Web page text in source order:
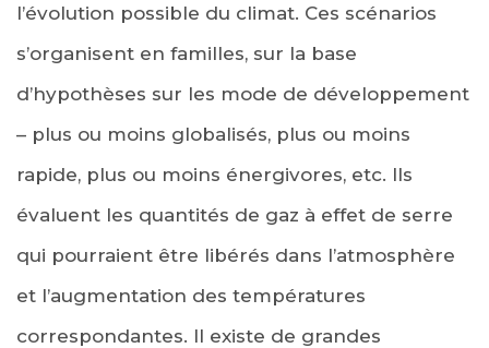
l’évolution possible du climat. Ces scénarios
s’organisent en familles, sur la base
d’hypothèses sur les mode de développement
– plus ou moins globalisés, plus ou moins
rapide, plus ou moins énergivores, etc. Ils
évaluent les quantités de gaz à effet de serre
qui pourraient être libérés dans l’atmosphère
et l’augmentation des températures
correspondantes. Il existe de grandes